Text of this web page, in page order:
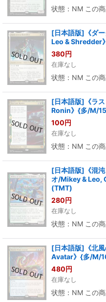
状態：NM この商
[日本語版]《ダ
Leo & Shredder
380円
在庫なし
状態：NM この商
[日本語版]《ラ
Ronin》{多/M/
100円
在庫なし
状態：NM この商
[日本語版]《混
オ/Mikey & Leo,
(TMT)
280円
在庫なし
状態：NM この商
[日本語版]《北
Avatar》{多/M/
480円
在庫なし
状態：NM この商